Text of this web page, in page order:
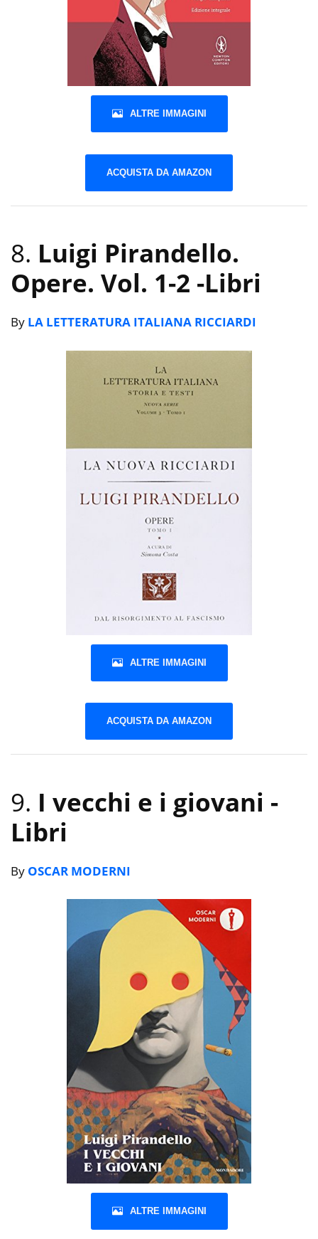
ALTRE IMMAGINI
ACQUISTA DA AMAZON
8. Luigi Pirandello.
Opere. Vol. 1-2 -Libri
By LA LETTERATURA ITALIANA RICCIARDI
ALTRE IMMAGINI
ACQUISTA DA AMAZON
9. I vecchi e i giovani -
Libri
By OSCAR MODERNI
ALTRE IMMAGINI